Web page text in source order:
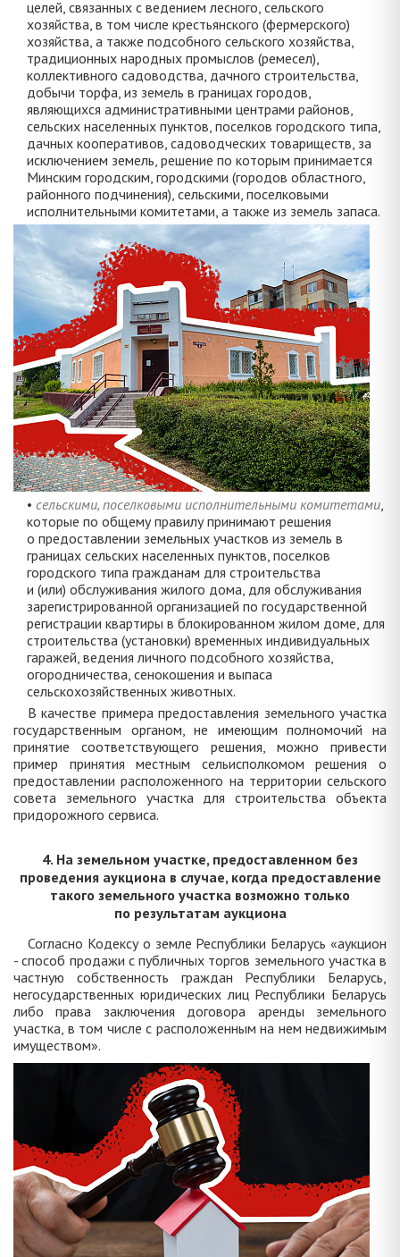
целей, связанных с ведением лесного, сельского
хозяйства, в том числе крестьянского (фермерского)
хозяйства, а также подсобного сельского хозяйства,
традиционных народных промыслов (ремесел),
коллективного садоводства, дачного строительства,
добычи торфа, из земель в границах городов,
являющихся административными центрами районов,
сельских населенных пунктов, поселков городского типа,
дачных кооперативов, садоводческих товариществ, за
исключением земель, решение по которым принимается
Минским городским, городскими (городов областного,
районного подчинения), сельскими, поселковыми
исполнительными комитетами, а также из земель запаса.
• сельскими, поселковыми исполнительными комитетами,
которые по общему правилу принимают решения
о предоставлении земельных участков из земель в
границах сельских населенных пунктов, поселков
городского типа гражданам для строительства
и (или) обслуживания жилого дома, для обслуживания
зарегистрированной организацией по государственной
регистрации квартиры в блокированном жилом доме, для
строительства (установки) временных индивидуальных
гаражей, ведения личного подсобного хозяйства,
огородничества, сенокошения и выпаса
сельскохозяйственных животных.
В качестве примера предоставления земельного участка
государственным органом, не имеющим полномочий на
принятие соответствующего решения, можно привести
пример принятия местным сельисполкомом решения о
предоставлении расположенного на территории сельского
совета земельного участка для строительства объекта
придорожного сервиса.
4. На земельном участке, предоставленном без
проведения аукциона в случае, когда предоставление
такого земельного участка возможно только
по результатам аукциона
Согласно Кодексу о земле Республики Беларусь «аукцион
- способ продажи с публичных торгов земельного участка в
частную собственность граждан Республики Беларусь,
негосударственных юридических лиц Республики Беларусь
либо права заключения договора аренды земельного
участка, в том числе с расположенным на нем недвижимым
имуществом».